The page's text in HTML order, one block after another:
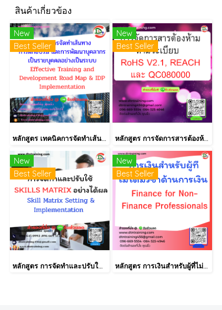
สินค้าเกี่ยวข้อง
New
Best Seller
หลักสูตร เทคนิคการจัดทำเส้นทางการฝึกอบรม และการพัฒนาบุคลากร เป็นรายบุคคลอย่างเป็นระบบ Effective Training and Development Road Map & IDP Implementation
New
Best Seller
หลักสูตร การจัดการสารต้องห้ามตามระเบียบ RoHS V2.1, REACH และ QC080000
New
Best Seller
หลักสูตร การจัดทำและปรับใช้ SKILLS MATRIX อย่างได้ผล Skill Matrix Setting & Implementation
New
Best Seller
หลักสูตร การเงินสำหรับผู้ที่ไม่ได้มีวิชาชีพด้านการเงิน (Finance for Non-Finance Professionals)